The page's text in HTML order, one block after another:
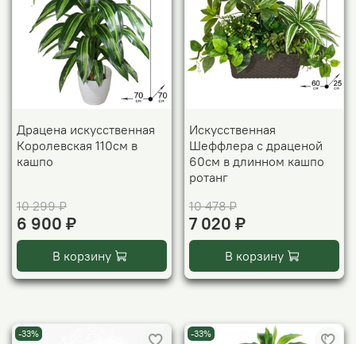
Драцена искусственная
Королевская 110см в
кашпо
10 299 ₽
6 900 ₽
В корзину
Искусственная
Шеффлера с драценой
60см в длинном кашпо
ротанг
10 478 ₽
7 020 ₽
В корзину
-33% -33%